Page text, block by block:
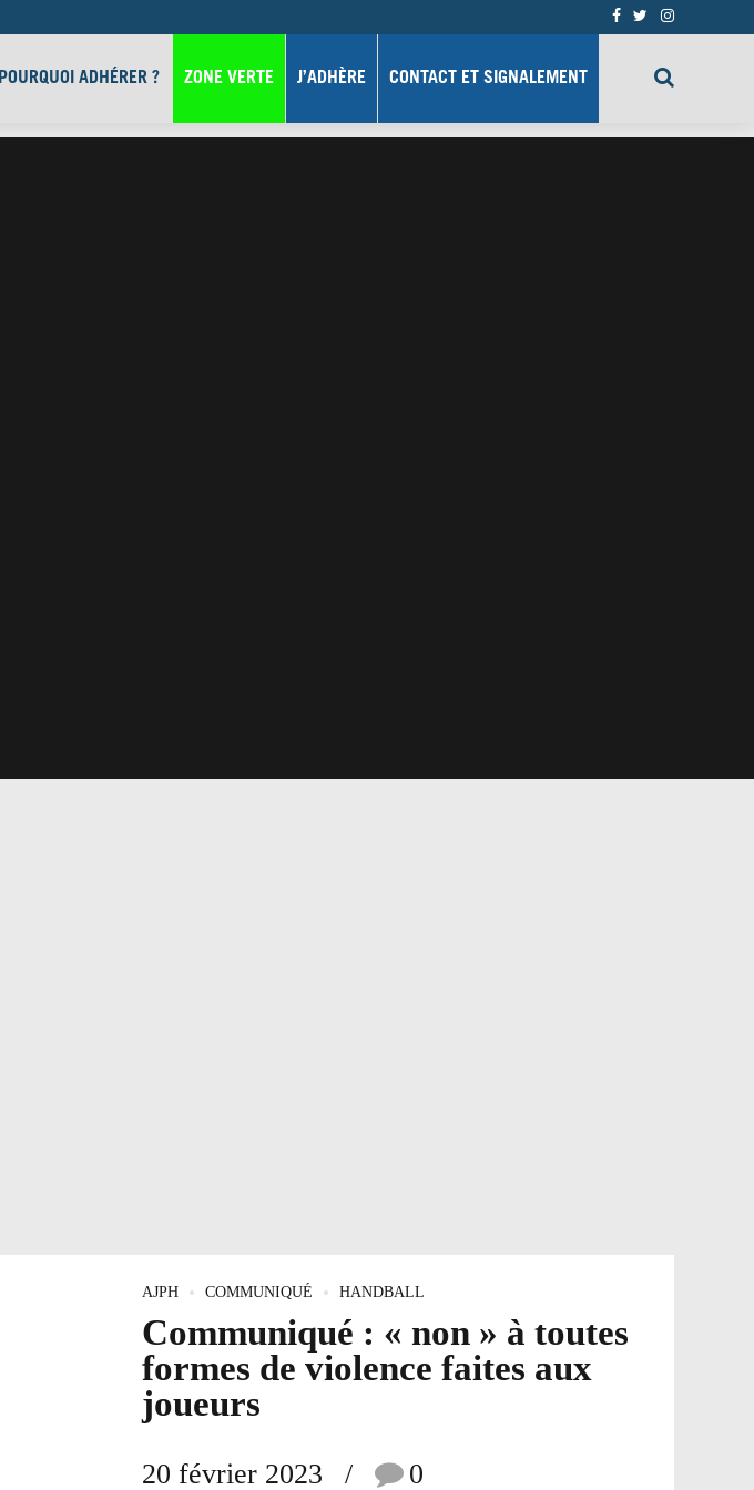
POURQUOI ADHÉRER ? ZONE VERTE J’ADHÈRE CONTACT ET SIGNALEMENT
AJPH COMMUNIQUÉ HANDBALL
Communiqué : « non » à toutes
formes de violence faites aux
joueurs
20 février 2023 0